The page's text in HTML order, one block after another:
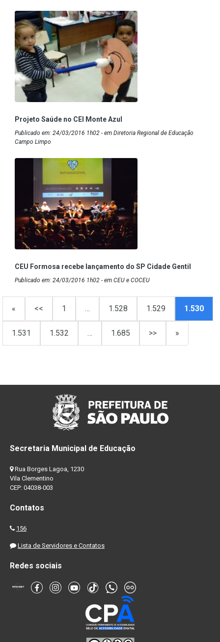
Projeto Saúde no CEI Monte Azul
Publicado em: 24/03/2016 1h02 - em Diretoria Regional de Educação
Campo Limpo
CEU Formosa recebe lançamento do SP Cidade Gentil
Publicado em: 24/03/2016 1h02 - em CEU e COCEU
« << 1 … 1.528 1.529 1.530
1.531 1.532 … 1.685 >> »
Secretaria Municipal de Educação
Rua Borges Lagoa, 1230
Vila Clementino
CEP: 04038-003
Contatos
156
Lista de Servidores e Contatos
Redes sociais